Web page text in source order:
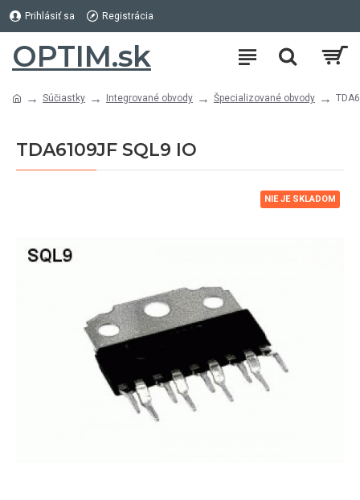
Prihlásiť sa Registrácia
OPTIM.sk
Súčiastky Integrované obvody Špecializované obvody
TDA6109JF SQL9 IO
NIE JE SKLADOM